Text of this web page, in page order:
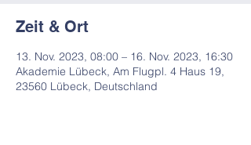
Zeit & Ort
13. Nov. 2023, 08:00 – 16. Nov. 2023, 16:30
Akademie Lübeck, Am Flugpl. 4 Haus 19,
23560 Lübeck, Deutschland